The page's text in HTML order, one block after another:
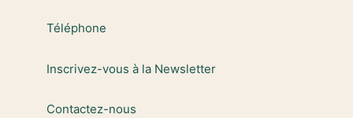
Téléphone
Inscrivez-vous à la Newsletter
Contactez-nous